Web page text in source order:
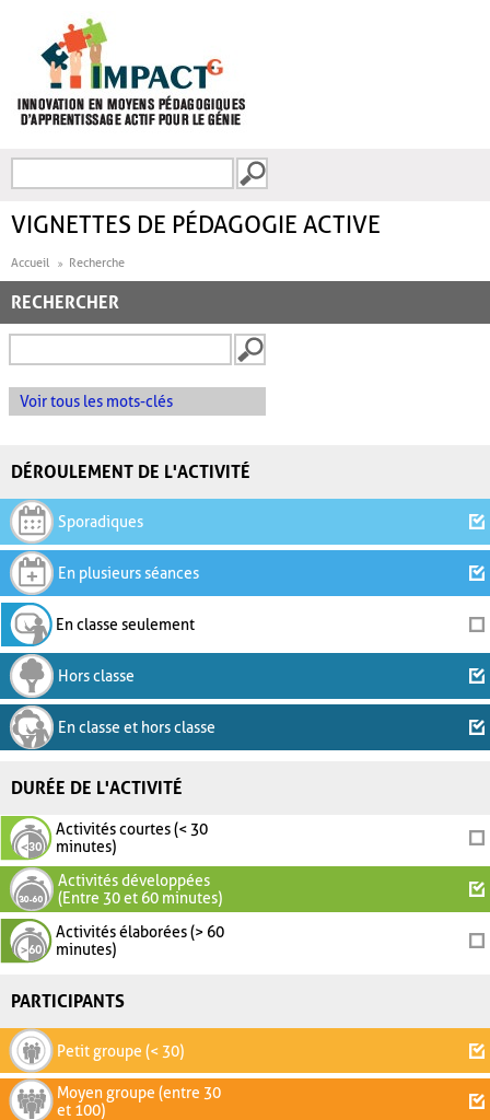
FORMULAIRE DE
VIGNETTES DE PÉDAGOGIE ACTIVE
Accueil Recherche
RECHERCHER
Voir tous les mots-clés
DÉROULEMENT DE L'ACTIVITÉ
Sporadiques
En plusieurs séances
En classe seulement
Hors classe
En classe et hors classe
DURÉE DE L'ACTIVITÉ
Activités courtes (< 30
minutes)
Activités développées
(Entre 30 et 60 minutes)
Activités élaborées (> 60
minutes)
PARTICIPANTS
Petit groupe (< 30)
Moyen groupe (entre 30
et 100)